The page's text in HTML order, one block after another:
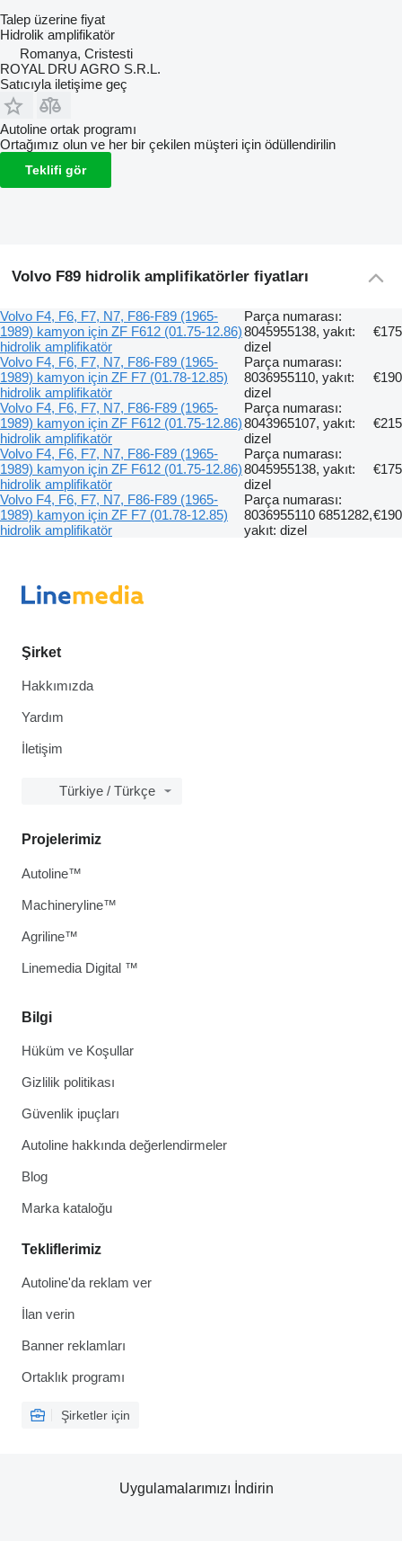
Talep üzerine fiyat
Hidrolik amplifikatör
Romanya, Cristesti
ROYAL DRU AGRO S.R.L.
Satıcıyla iletişime geç
Autoline ortak programı
Ortağımız olun ve her bir çekilen müşteri için ödüllendirilin
Teklifi gör
Volvo F89 hidrolik amplifikatörler fiyatları
Volvo F4, F6, F7, N7, F86-F89 (1965-
1989) kamyon için ZF F612 (01.75-12.86)
hidrolik amplifikatör
Parça numarası:
8045955138, yakıt:
dizel
€175
Volvo F4, F6, F7, N7, F86-F89 (1965-
1989) kamyon için ZF F7 (01.78-12.85)
hidrolik amplifikatör
Parça numarası:
8036955110, yakıt:
dizel
€190
Volvo F4, F6, F7, N7, F86-F89 (1965-
1989) kamyon için ZF F612 (01.75-12.86)
hidrolik amplifikatör
Parça numarası:
8043965107, yakıt:
dizel
€215
Volvo F4, F6, F7, N7, F86-F89 (1965-
1989) kamyon için ZF F612 (01.75-12.86)
hidrolik amplifikatör
Parça numarası:
8045955138, yakıt:
dizel
€175
Volvo F4, F6, F7, N7, F86-F89 (1965-
1989) kamyon için ZF F7 (01.78-12.85)
hidrolik amplifikatör
Parça numarası:
8036955110 6851282,
yakıt: dizel
€190
Şirket
Hakkımızda
Yardım
İletişim
Türkiye / Türkçe
Bilgi
Hüküm ve Koşullar
Gizlilik politikası
Güvenlik ipuçları
Autoline hakkında değerlendirmeler
Blog
Marka kataloğu
Tekliflerimiz
Autoline'da reklam ver
İlan verin
Banner reklamları
Ortaklık programı
Şirketler için
Projelerimiz
Autoline™
Machineryline™
Agriline™
Linemedia Digital ™
Uygulamalarımızı İndirin